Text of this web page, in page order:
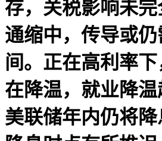
存，关税影响未
通缩中，传导或
间。正在高利率
在降温，就业降温
美联储年内仍将